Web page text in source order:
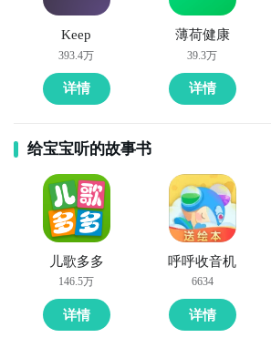
门槛，体现“健康即休闲”的当代生活
8. 《墨迹天气》
超越基础预报的气候生活助手，集成
象维度，搭配节气插画、天气物语和
9. 《时光序》
国产高颜值全能生活手账APP，整合
踪、纪念日提醒、手写笔记与心情记
鸦、模板套用与多端同步，界面如纸
Keep
393.4万
详情
薄荷健康
39.3万
详情
给宝宝听的故事书
儿歌多多
146.5万
详情
呼呼收音机
6634
详情